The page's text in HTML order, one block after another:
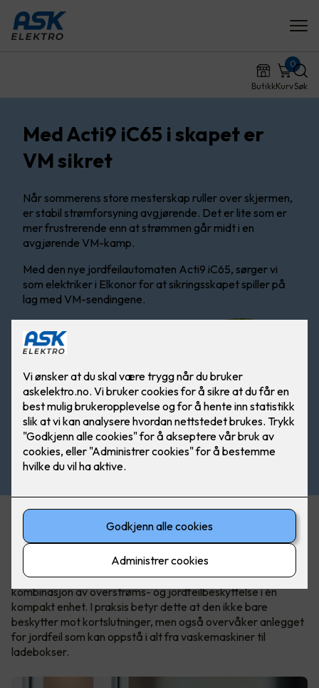
ButikkKurv
0
Søk
Med Acti9 iC65 i skapet er
VM sikret
Når sommerens store mesterskap ruller over skjermen,
er stabil strømforsyning avgjørende. Det er lite som er
mer frustrerende enn at strømmen går midt i en
avgjørende VM-kamp.
Med den nye jordfeilautomaten Acti9 iC65, sørger vi
som elektriker i Elkonor for at sikringsskapet spiller på
lag med VM-sendingene.
Acti9 iC65 - jordfeilautomaten med
to funksjoner.
Acti9 iC65 RCBO er ikke bare en sikring det er en
kombinasjon av overstrøms- og jordfeilbeskyttelse i én
kompakt enhet. I praksis betyr dette at den ikke bare
beskytter mot kortslutninger, men også overvåker anlegget
for jordfeil som kan oppstå i alt fra vaskemaskiner til
ladebokser.